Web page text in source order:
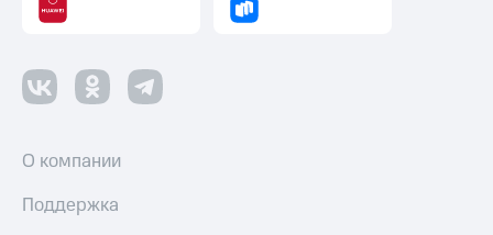
О компании
Поддержка